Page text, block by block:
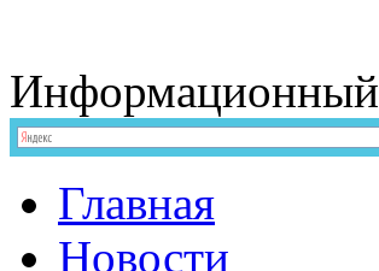
Информационный
Главная
Новости